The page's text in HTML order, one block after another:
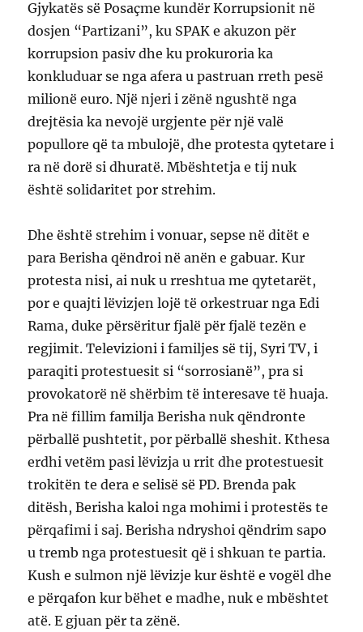
Gjykatës së Posaçme kundër Korrupsionit në
dosjen “Partizani”, ku SPAK e akuzon për
korrupsion pasiv dhe ku prokuroria ka
konkluduar se nga afera u pastruan rreth pesë
milionë euro. Një njeri i zënë ngushtë nga
drejtësia ka nevojë urgjente për një valë
popullore që ta mbulojë, dhe protesta qytetare i
ra në dorë si dhuratë. Mbështetja e tij nuk
është solidaritet por strehim.
Dhe është strehim i vonuar, sepse në ditët e
para Berisha qëndroi në anën e gabuar. Kur
protesta nisi, ai nuk u rreshtua me qytetarët,
por e quajti lëvizjen lojë të orkestruar nga Edi
Rama, duke përsëritur fjalë për fjalë tezën e
regjimit. Televizioni i familjes së tij, Syri TV, i
paraqiti protestuesit si “sorrosianë”, pra si
provokatorë në shërbim të interesave të huaja.
Pra në fillim familja Berisha nuk qëndronte
përballë pushtetit, por përballë sheshit. Kthesa
erdhi vetëm pasi lëvizja u rrit dhe protestuesit
trokitën te dera e selisë së PD. Brenda pak
ditësh, Berisha kaloi nga mohimi i protestës te
përqafimi i saj. Berisha ndryshoi qëndrim sapo
u tremb nga protestuesit që i shkuan te partia.
Kush e sulmon një lëvizje kur është e vogël dhe
e përqafon kur bëhet e madhe, nuk e mbështet
atë. E gjuan për ta zënë.